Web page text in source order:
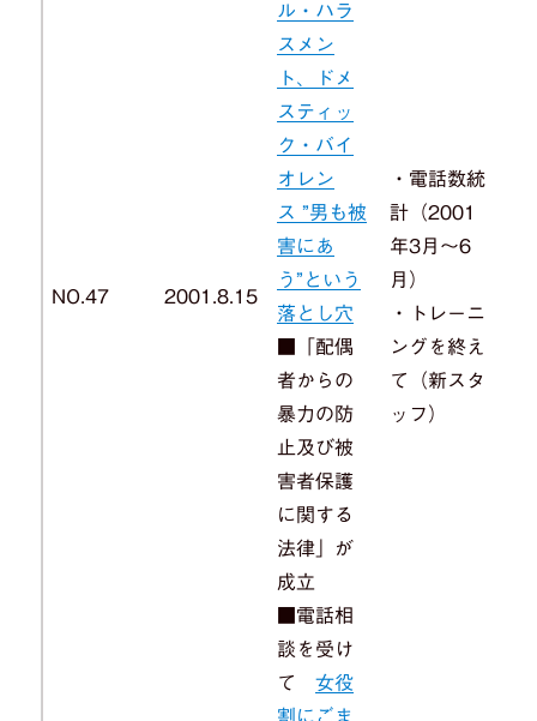
NO.47 2001.8.15
ル・ハラ
スメン
ト、ドメ
スティッ
ク・バイ
オレン
ス ”男も被
害にあ
う”という
落とし穴
■「配偶
者からの
暴力の防
止及び被
害者保護
に関する
法律」が
成立
■電話相
談を受け
て女役
割にごま
・電話数統
計（2001
年3月～6
月）
・トレーニ
ングを終え
て（新スタ
ッフ）